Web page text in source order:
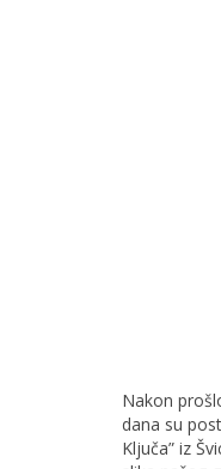
Nakon
dana su
Ključa” iz